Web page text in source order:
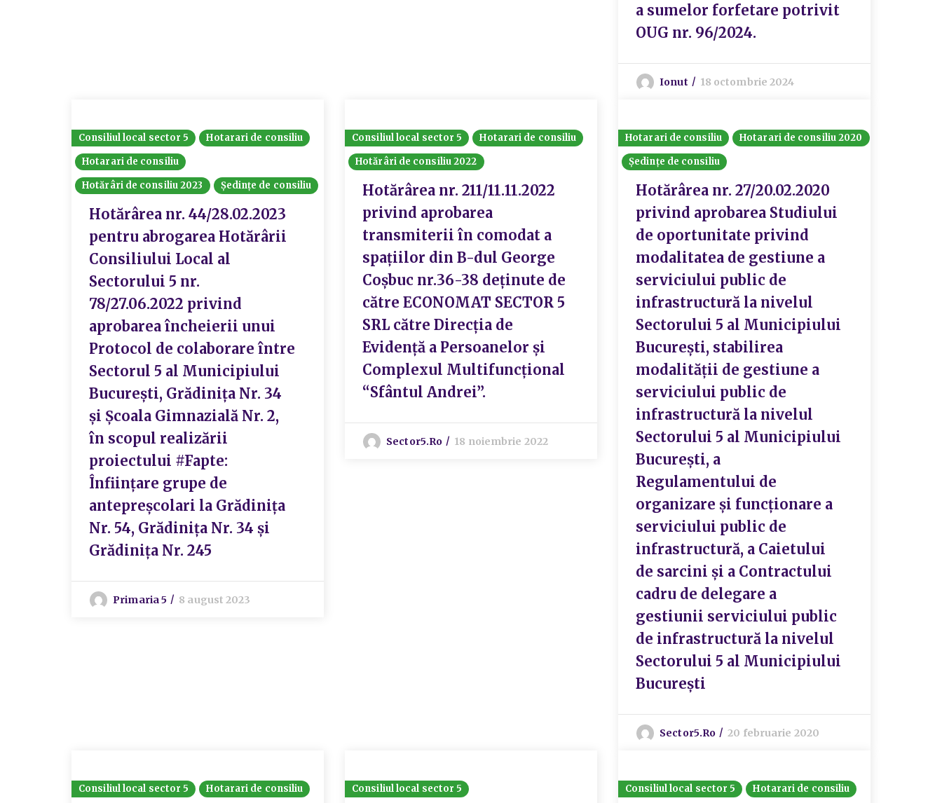
a sumelor forfetare potrivit
OUG nr. 96/2024.
Ionut 18 octombrie 2024
Consiliul local sector 5
Hotarari de consiliu
Hotarari de consiliu
Hotărâri de consiliu 2023
Ședințe de consiliu
Hotărârea nr. 44/28.02.2023
pentru abrogarea Hotărârii
Consiliului Local al
Sectorului 5 nr.
78/27.06.2022 privind
aprobarea încheierii unui
Protocol de colaborare între
Sectorul 5 al Municipiului
București, Grădinița Nr. 34
și Școala Gimnazială Nr. 2,
în scopul realizării
proiectului #Fapte:
Înființare grupe de
antepreșcolari la Grădinița
Nr. 54, Grădinița Nr. 34 și
Grădinița Nr. 245
Primaria 5 8 august 2023
Consiliul local sector 5
Hotarari de consiliu
Hotărâri de consiliu 2022
Hotărârea nr. 211/11.11.2022
privind aprobarea
transmiterii în comodat a
spațiilor din B-dul George
Coșbuc nr.36-38 deținute de
către ECONOMAT SECTOR 5
SRL către Direcția de
Evidență a Persoanelor și
Complexul Multifuncțional
“Sfântul Andrei”.
Sector5.ro 18 noiembrie 2022
Hotarari de consiliu
Hotarari de consiliu 2020
Ședințe de consiliu
Hotărârea nr. 27/20.02.2020
privind aprobarea Studiului
de oportunitate privind
modalitatea de gestiune a
serviciului public de
infrastructură la nivelul
Sectorului 5 al Municipiului
București, stabilirea
modalității de gestiune a
serviciului public de
infrastructură la nivelul
Sectorului 5 al Municipiului
București, a
Regulamentului de
organizare și funcționare a
serviciului public de
infrastructură, a Caietului
de sarcini și a Contractului
cadru de delegare a
gestiunii serviciului public
de infrastructură la nivelul
Sectorului 5 al Municipiului
București
Sector5.ro 20 februarie 2020
Consiliul local sector 5 Hotarari de consiliu Consiliul local sector 5 Consiliul local sector 5 Hotarari de consiliu